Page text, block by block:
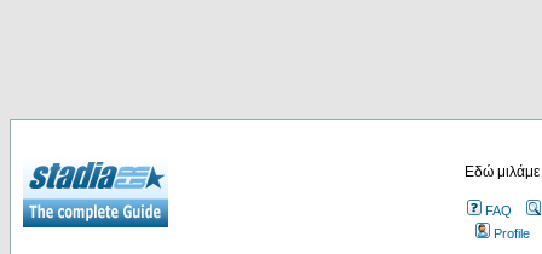
Εδώ
FAQ
Profile